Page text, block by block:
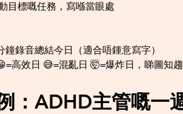
目標嘅任務，寫喺當眼處
鐘錄音總結今日（適合唔鍾意寫字）
高效日 😅=混亂日 🤯=爆炸日，睇圖知
：ADHD主管嘅一